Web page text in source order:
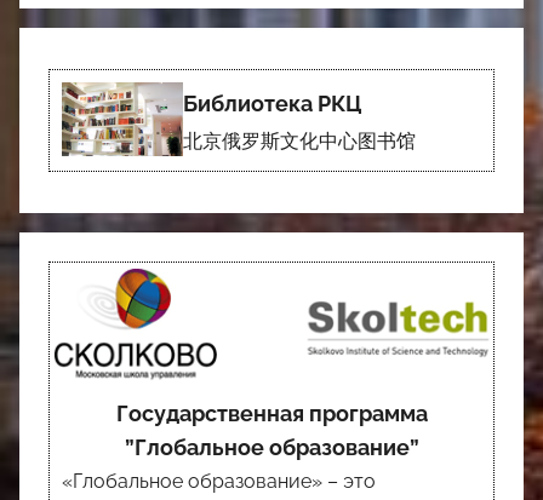
Библиотека РКЦ
北京俄罗斯文化中心图书馆
Государственная программа
”Глобальное образование”
«Глобальное образование» – это